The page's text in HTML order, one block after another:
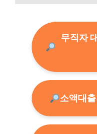
무직자
소액대